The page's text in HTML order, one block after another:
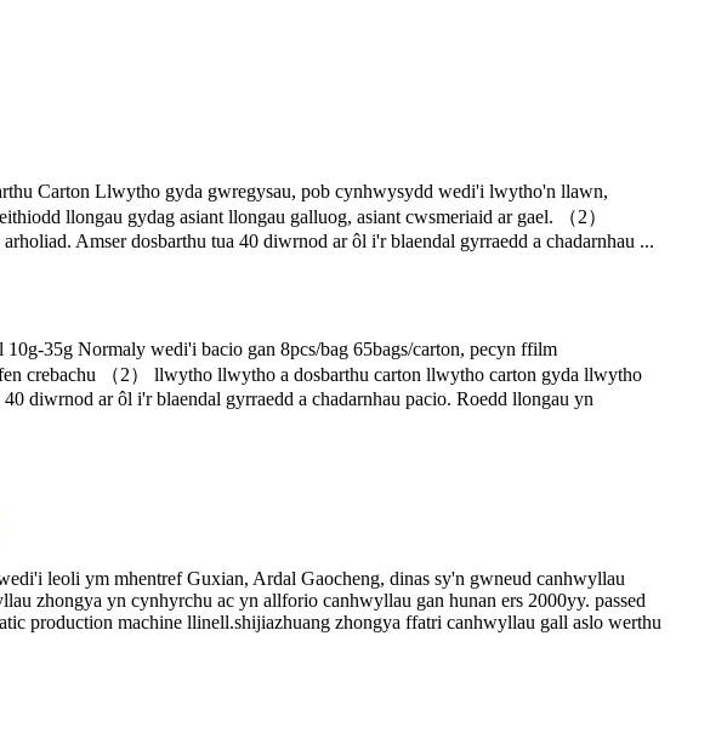
Carton Llwytho gyda gwregysau, pob cynhwysydd wedi'i lwytho'n llawn,
llongau gydag asiant llongau galluog, asiant cwsmeriaid ar gael. （2）
Amser dosbarthu tua 40 diwrnod ar ôl i'r blaendal gyrraedd a chadarnhau ...
35g Normaly wedi'i bacio gan 8pcs/bag 65bags/carton, pecyn ffilm
crebachu （2） llwytho llwytho a dosbarthu carton llwytho carton gyda llwytho
diwrnod ar ôl i'r blaendal gyrraedd a chadarnhau pacio. Roedd llongau yn
leoli ym mhentref Guxian, Ardal Gaocheng, dinas sy'n gwneud canhwyllau
zhongya yn cynhyrchu ac yn allforio canhwyllau gan hunan ers 2000yy. passed
production machine llinell.shijiazhuang zhongya ffatri canhwyllau gall aslo werthu